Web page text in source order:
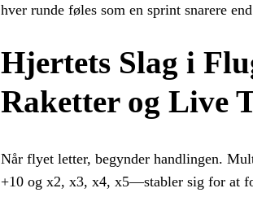
hver runde føles som en sprint snarere
Hjertets Slag i
Raketter og Live
Når flyet letter, begynder handlingen.
+10 og x2, x3, x4, x5—stabler sig for at